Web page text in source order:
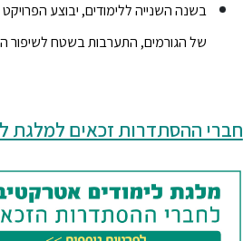
בשנה השנייה ללימודים, יבוצע
של הגורמים, התערבות בשטח לשיפור
חברי ההסתדרות זכאים למלגת